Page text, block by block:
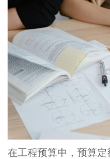
在工程预算中，预算